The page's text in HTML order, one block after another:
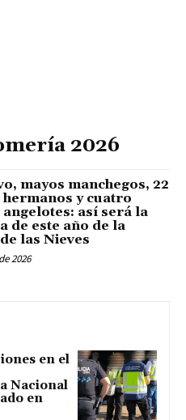
2026
mayos manchegos, 22
hermanos y cuatro
angelotes: así será la
de este año de la
las Nieves
2026
en el
Nacional
en